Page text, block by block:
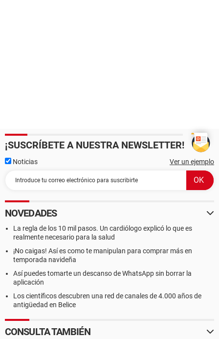
¡SUSCRÍBETE A NUESTRA NEWSLETTER!
Noticias Ver un ejemplo
NOVEDADES
La regla de los 10 mil pasos. Un cardiólogo explicó lo que es
realmente necesario para la salud
¡No caigas! Así es como te manipulan para comprar más en
temporada navideña
Así puedes tomarte un descanso de WhatsApp sin borrar la
aplicación
Los científicos descubren una red de canales de 4.000 años de
antigüedad en Belice
CONSULTA TAMBIÉN